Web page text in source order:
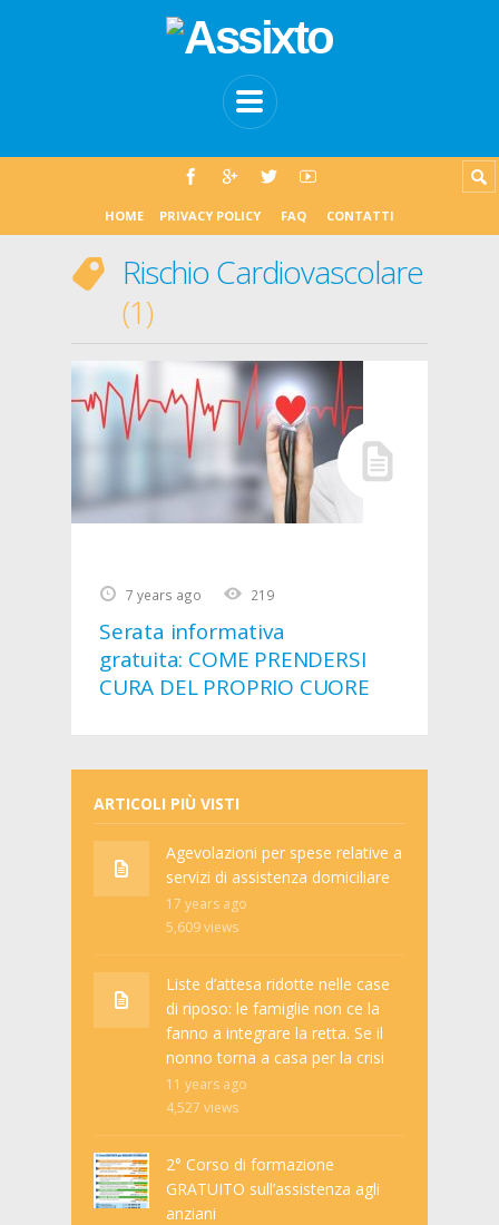
HOME PRIVACY POLICY FAQ CONTATTI
Rischio Cardiovascolare
1
7 years ago 219
Serata informativa
gratuita: COME PRENDERSI
CURA DEL PROPRIO CUORE
ARTICOLI PIÙ VISTI
Agevolazioni per spese relative a
servizi di assistenza domiciliare
17 years ago
5,609views
Liste d’attesa ridotte nelle case
di riposo: le famiglie non ce la
fanno a integrare la retta. Se il
nonno torna a casa per la crisi
11 years ago
4,527 views
2° Corso di formazione
GRATUITO sull’assistenza agli
anziani